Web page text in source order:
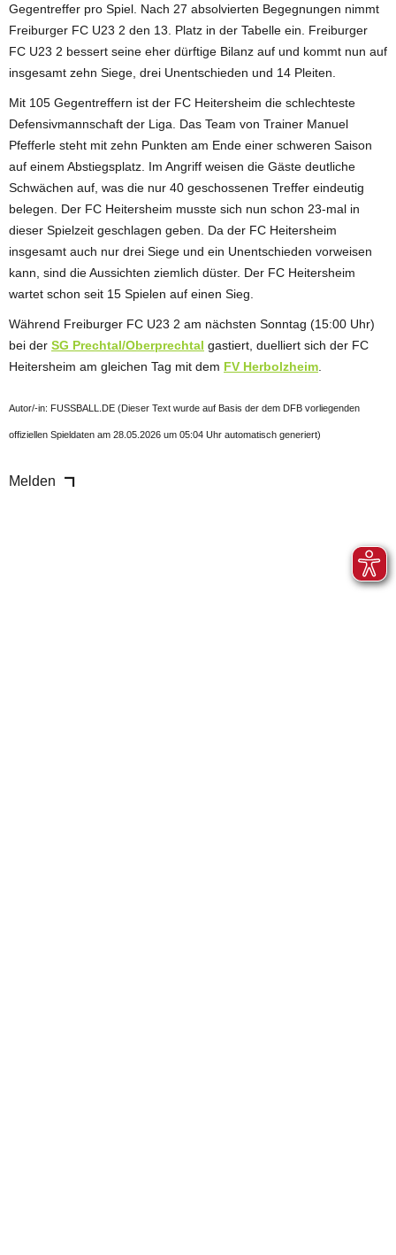
Gegentreffer pro Spiel. Nach 27 absolvierten Begegnungen nimmt
Freiburger FC U23 2 den 13. Platz in der Tabelle ein. Freiburger
FC U23 2 bessert seine eher dürftige Bilanz auf und kommt nun auf
insgesamt zehn Siege, drei Unentschieden und 14 Pleiten.
Mit 105 Gegentreffern ist der FC Heitersheim die schlechteste
Defensivmannschaft der Liga. Das Team von Trainer Manuel
Pfefferle steht mit zehn Punkten am Ende einer schweren Saison
auf einem Abstiegsplatz. Im Angriff weisen die Gäste deutliche
Schwächen auf, was die nur 40 geschossenen Treffer eindeutig
belegen. Der FC Heitersheim musste sich nun schon 23-mal in
dieser Spielzeit geschlagen geben. Da der FC Heitersheim
insgesamt auch nur drei Siege und ein Unentschieden vorweisen
kann, sind die Aussichten ziemlich düster. Der FC Heitersheim
wartet schon seit 15 Spielen auf einen Sieg.
Während Freiburger FC U23 2 am nächsten Sonntag (15:00 Uhr)
bei der SG Prechtal/Oberprechtal gastiert, duelliert sich der FC
Heitersheim am gleichen Tag mit dem FV Herbolzheim
Autor/-in: FUSSBALL.DE (Dieser Text wurde auf Basis der dem DFB vorliegenden
offiziellen Spieldaten am 28.05.2026 um 05:04 Uhr automatisch generiert)
Melden